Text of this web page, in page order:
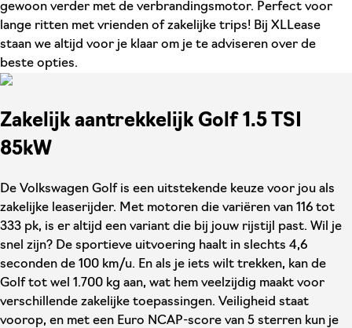
gewoon verder met de verbrandingsmotor. Perfect voor
lange ritten met vrienden of zakelijke trips! Bij XLLease
staan we altijd voor je klaar om je te adviseren over de
beste opties.
Zakelijk aantrekkelijk Golf 1.5 TSI
85kW
De Volkswagen Golf is een uitstekende keuze voor jou als
zakelijke leaserijder. Met motoren die variëren van 116 tot
333 pk, is er altijd een variant die bij jouw rijstijl past. Wil je
snel zijn? De sportieve uitvoering haalt in slechts 4,6
seconden de 100 km/u. En als je iets wilt trekken, kan de
Golf tot wel 1.700 kg aan, wat hem veelzijdig maakt voor
verschillende zakelijke toepassingen. Veiligheid staat
voorop, en met een Euro NCAP-score van 5 sterren kun je